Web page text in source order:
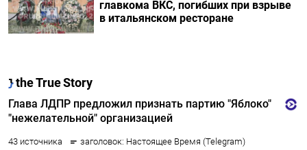
главкома ВКС, погибших при взрыве
в итальянском ресторане